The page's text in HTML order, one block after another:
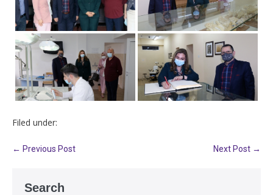
Filed under:
← Previous Post Next Post →
Search